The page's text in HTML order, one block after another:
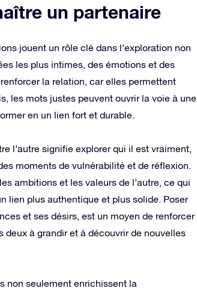
un partenaire
jouent un rôle clé dans l’exploration non
les plus intimes, des émotions et des
la relation, car elles permettent
les mots justes peuvent ouvrir la voie à une
en un lien fort et durable.
l’autre signifie explorer qui il est vraiment,
moments de vulnérabilité et de réflexion.
ambitions et les valeurs de l’autre, ce qui
lien plus authentique et plus solide. Poser
et ses désirs, est un moyen de renforcer
à grandir et à découvrir de nouvelles
non seulement enrichissent la